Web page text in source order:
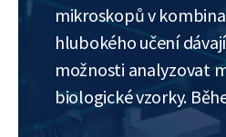
mikroskopů v
hlubokého učení
možnosti analyzovat
biologické vzorky.
studenti seznámí s